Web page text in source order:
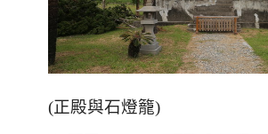
(正殿與石燈籠)